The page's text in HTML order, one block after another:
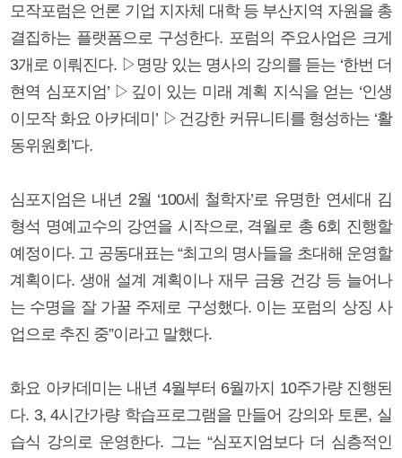
모작포럼은 언론 기업 지자체 대학 등 부산지역 자원을 총
결집하는 플랫폼으로 구성한다. 포럼의 주요사업은 크게
3개로 이뤄진다. ▷명망 있는 명사의 강의를 듣는 ‘한번 더
현역 심포지엄’ ▷깊이 있는 미래 계획 지식을 얻는 ‘인생
이모작 화요 아카데미’ ▷건강한 커뮤니티를 형성하는 ‘활
동위원회’다.
심포지엄은 내년 2월 ‘100세 철학자’로 유명한 연세대 김
형석 명예교수의 강연을 시작으로, 격월로 총 6회 진행할
예정이다. 고 공동대표는 “최고의 명사들을 초대해 운영할
계획이다. 생애 설계 계획이나 재무 금융 건강 등 늘어나
는 수명을 잘 가꿀 주제로 구성했다. 이는 포럼의 상징 사
업으로 추진 중”이라고 말했다.
화요 아카데미는 내년 4월부터 6월까지 10주가량 진행된
다. 3, 4시간가량 학습프로그램을 만들어 강의와 토론, 실
습식 강의로 운영한다. 그는 “심포지엄보다 더 심층적인